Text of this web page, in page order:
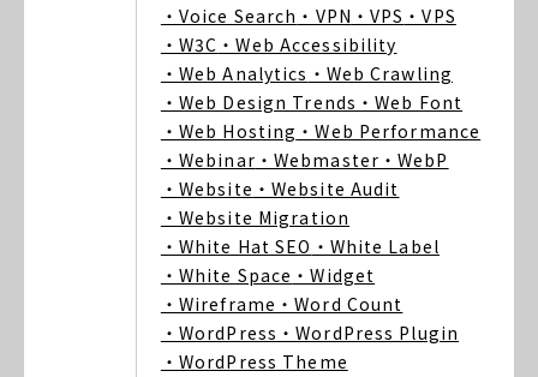
・Voice Search ・VPN ・VPS ・VPS
・W3C ・Web Accessibility
・Web Analytics ・Web Crawling
・Web Design Trends ・Web Font
・Web Hosting ・Web Performance
・Webinar ・Webmaster ・WebP
・Website ・Website Audit
・Website Migration
・White Hat SEO ・White Label
・White Space ・Widget
・Wireframe ・Word Count
・WordPress ・WordPress Plugin
・WordPress Theme